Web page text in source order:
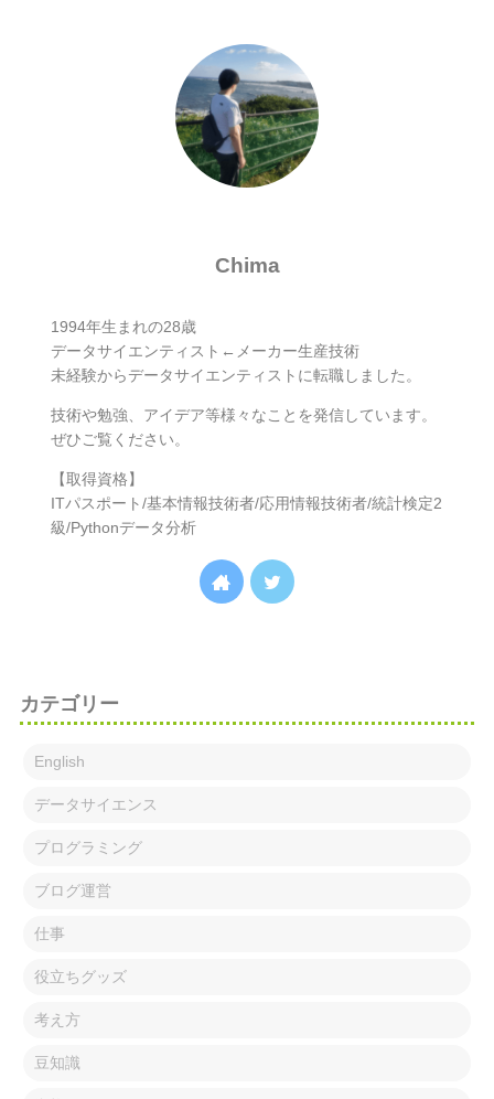
Chima
1994年生まれの28歳
データサイエンティスト←メーカー生産技術
未経験からデータサイエンティストに転職しました。
技術や勉強、アイデア等様々なことを発信しています。
ぜひご覧ください。
【取得資格】
ITパスポート/基本情報技術者/応用情報技術者/統計検定2
級/Pythonデータ分析
カテゴリー
English
データサイエンス
プログラミング
ブログ運営
仕事
役立ちグッズ
考え方
豆知識